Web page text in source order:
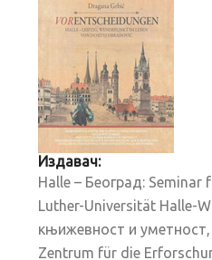
Издавач:
Halle – Београд:
Luther-Universität Halle-
књижевност и
Zentrum für die